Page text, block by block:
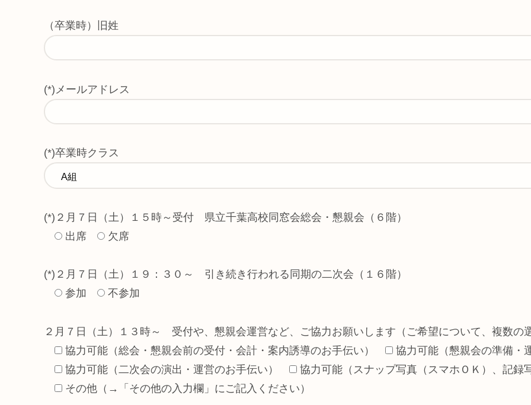
（卒業時）旧姓
(*)メールアドレス
(*)卒業時クラス
(*)２月７日（土）１５時～受付 県立千葉高校同窓会総会・懇親会（６階）
出席
欠席
(*)２月７日（土）１９：３０～ 引き続き行われる同期の二次会（１６階）
参加
不参加
２月７日（土）１３時～ 受付や、懇親会運営など、ご協力お願いします（ご希望について、複数の
協力可能（総会・懇親会前の受付・会計・案内誘導のお手伝い）
協力可能（懇親会の準備・
協力可能（二次会の演出・運営のお手伝い）
協力可能（スナップ写真（スマホＯＫ）、記録
その他（→「その他の入力欄」にご記入ください）